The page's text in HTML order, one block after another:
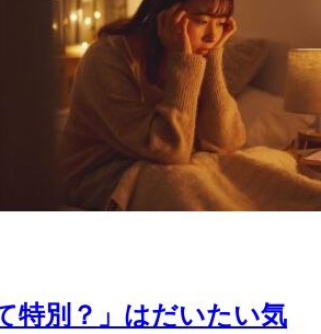
特別？」はだいたい気